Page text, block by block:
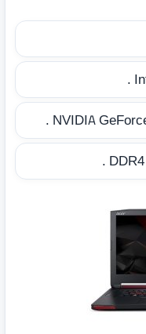
NVIDIA
.